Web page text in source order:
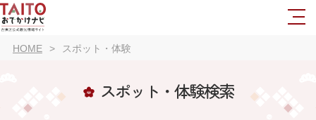
HOME スポット・体験
スポット・体験検索